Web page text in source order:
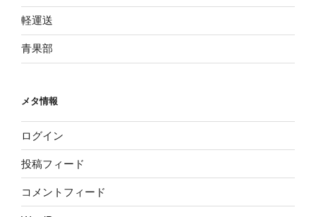
軽運送
青果部
メタ情報
ログイン
投稿フィード
コメントフィード